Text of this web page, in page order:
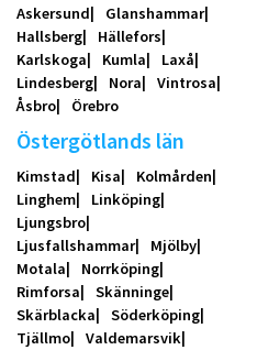
Askersund
Glanshammar
Hallsberg
Hällefors
Karlskoga
Kumla
Laxå
Lindesberg
Nora
Vintrosa
Åsbro
Örebro
Östergötlands län
Kimstad Kisa
Kolmården
Linghem
Linköping
Ljungsbro
Ljusfallshammar
Mjölby
Motala
Norrköping
Rimforsa
Skänninge
Skärblacka
Söderköping
Tjällmo
Valdemarsvik